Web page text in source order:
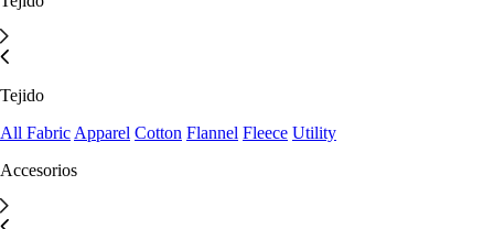
Tejido
All Fabric Apparel Cotton Flannel Fleece Utility
Accesorios